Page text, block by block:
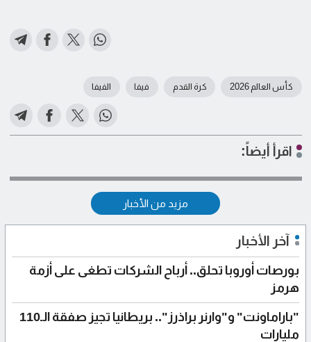
كأس العالم 2026 كرة القدم فيفا الفيفا
اقرأ أيضاً:
مزيد من الأخبار
آخر الأخبار
بورصات أوروبا تحلق.. أرباح الشركات تطغى على أزمة
هرمز
"باراماونت" و"وارنر براذرز".. بريطانيا تجيز صفقة الـ110
مليارات